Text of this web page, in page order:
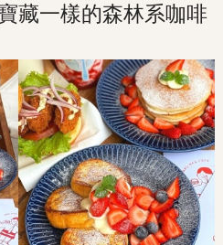
藏一樣的森林系咖啡